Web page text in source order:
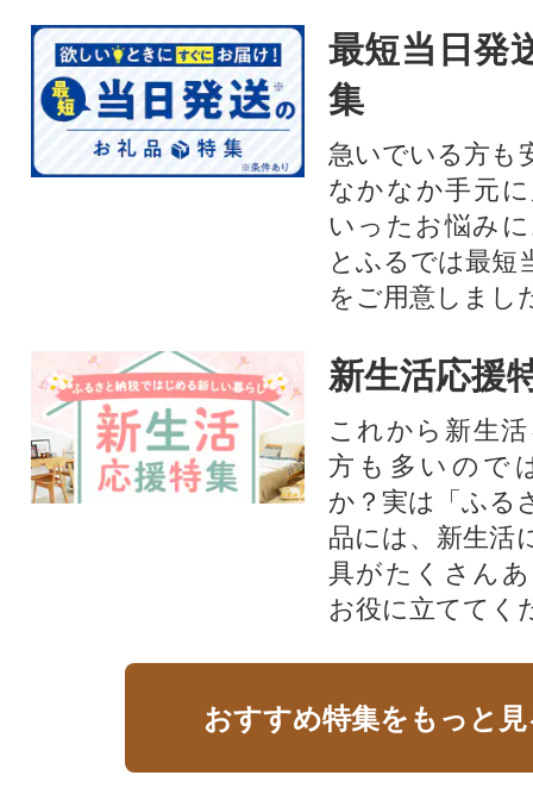
最短当日発
集
急いでいる方も
なかなか手元
いったお悩み
とふるでは最短
をご用意しまし
新生活応援
これから新生
方も多いので
か？実は「ふる
品には、新生活
具がたくさん
お役に立ててく
おすすめ特集をもっと